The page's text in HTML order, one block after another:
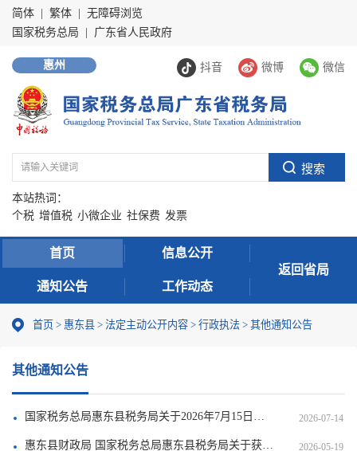
简体 繁体
无障碍浏览
国家税务总局
广东省人民政府
抖音 微博 微信
惠州
本站热词：
个税 增值税 小微企业 社保费 发票
首页 信息公开
通知公告 工作动态
返回省局
首页 > 惠东县 > 法定主动公开内容 > 行政执法 > 其他通知公告
其他通知公告
国家税务总局惠东县税务局关于2026年7月15日局领导接访日有关事项的通知 2026-07-14
惠东县财政局 国家税务总局惠东县税务局关于获得惠东县2025年度免税资格的非营利组织单位名单的公告 2026-05-19